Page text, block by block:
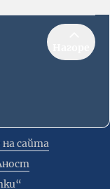
на сайта